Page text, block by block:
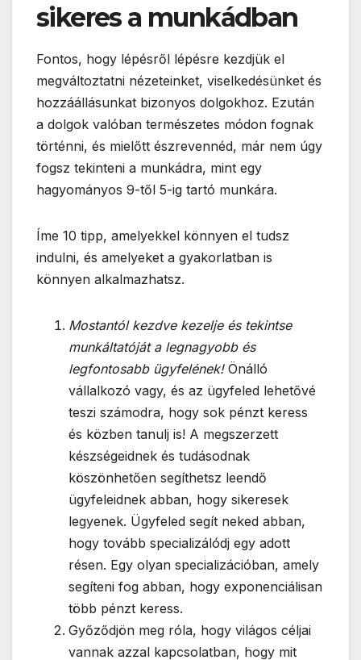
sikeres a munkádban
Fontos, hogy lépésről lépésre kezdjük el
megváltoztatni nézeteinket, viselkedésünket és
hozzáállásunkat bizonyos dolgokhoz. Ezután
a dolgok valóban természetes módon fognak
történni, és mielőtt észrevennéd, már nem úgy
fogsz tekinteni a munkádra, mint egy
hagyományos 9-től 5-ig tartó munkára.
Íme 10 tipp, amelyekkel könnyen el tudsz
indulni, és amelyeket a gyakorlatban is
könnyen alkalmazhatsz.
Mostantól kezdve kezelje és tekintse
munkáltatóját a legnagyobb és
legfontosabb ügyfelének! Önálló
vállalkozó vagy, és az ügyfeled lehetővé
teszi számodra, hogy sok pénzt keress
és közben tanulj is! A megszerzett
készségeidnek és tudásodnak
köszönhetően segíthetsz leendő
ügyfeleidnek abban, hogy sikeresek
legyenek. Ügyfeled segít neked abban,
hogy tovább specializálódj egy adott
résen. Egy olyan specializációban, amely
segíteni fog abban, hogy exponenciálisan
több pénzt keress.
Győződjön meg róla, hogy világos céljai
vannak azzal kapcsolatban, hogy mit